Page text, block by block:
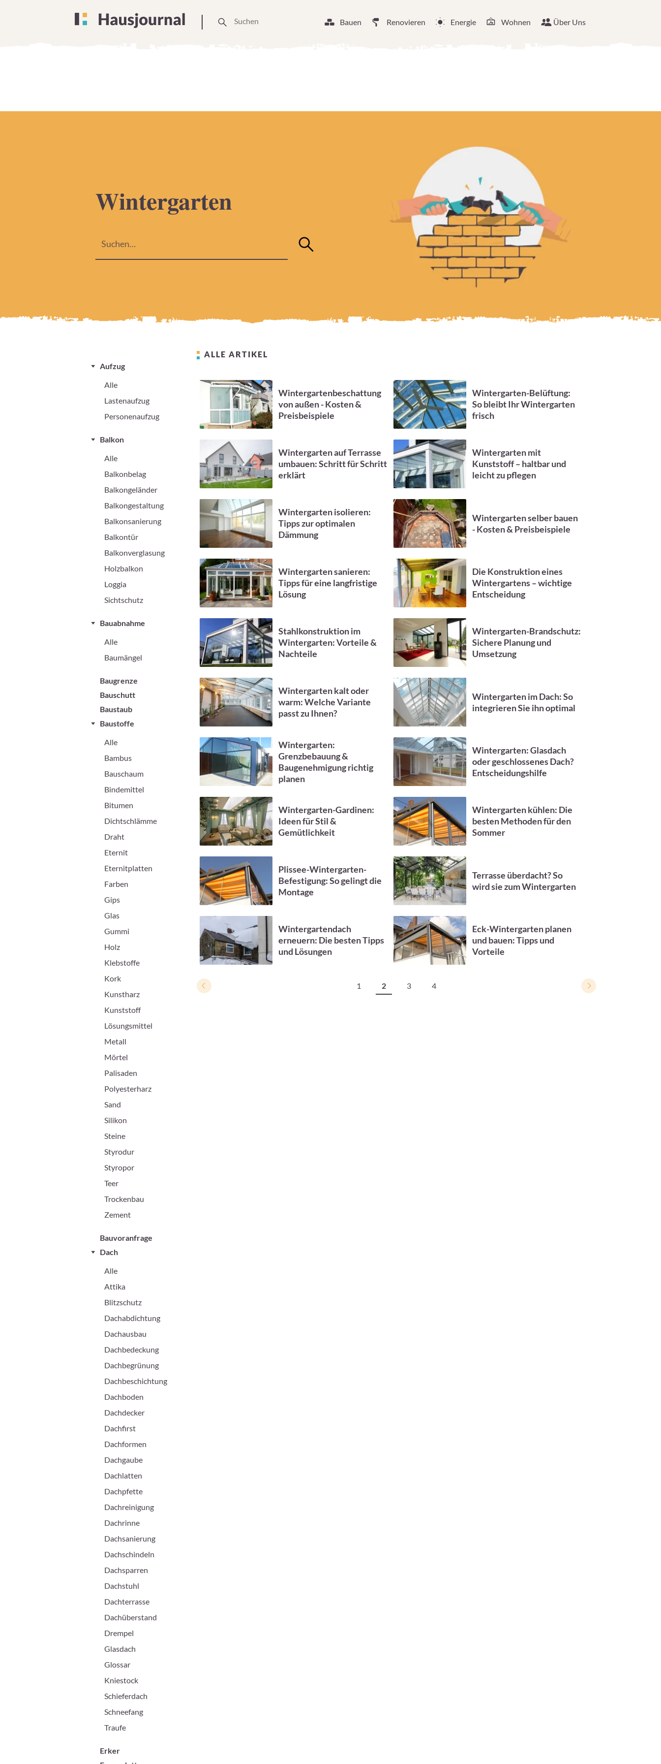
Bauen Renovieren Energie Wohnen Über Uns
Wintergarten
Aufzug
Alle
Lastenaufzug
Personenaufzug
Balkon
Alle
Balkonbelag
Balkongeländer
Balkongestaltung
Balkonsanierung
Balkontür
Balkonverglasung
Holzbalkon
Loggia
Sichtschutz
Bauabnahme
Alle
Baumängel
Baugrenze
Bauschutt
Baustaub
Baustoffe
Alle
Bambus
Bauschaum
Bindemittel
Bitumen
Dichtschlämme
Draht
Eternit
Eternitplatten
Farben
Gips
Glas
Gummi
Holz
Klebstoffe
Kork
Kunstharz
Kunststoff
Lösungsmittel
Metall
Mörtel
Palisaden
Polyesterharz
Sand
Silikon
Steine
Styrodur
Styropor
Teer
Trockenbau
Zement
Bauvoranfrage
Dach
Alle
Attika
Blitzschutz
Dachabdichtung
Dachausbau
Dachbedeckung
Dachbegrünung
Dachbeschichtung
Dachboden
Dachdecker
Dachfirst
Dachformen
Dachgaube
Dachlatten
Dachpfette
Dachreinigung
Dachrinne
Dachsanierung
Dachschindeln
Dachsparren
Dachstuhl
Dachterrasse
Dachüberstand
Drempel
Glasdach
Glossar
Kniestock
Schieferdach
Schneefang
Traufe
Erker
ALLE ARTIKEL
Wintergartenbeschattung
von außen - Kosten &
Preisbeispiele
Wintergarten-Belüftung:
So bleibt Ihr Wintergarten
frisch
Wintergarten auf Terrasse
umbauen: Schritt für Schritt
erklärt
Wintergarten mit
Kunststoff – haltbar und
leicht zu pflegen
Wintergarten isolieren:
Tipps zur optimalen
Dämmung
Wintergarten selber bauen
- Kosten & Preisbeispiele
Wintergarten sanieren:
Tipps für eine langfristige
Lösung
Die Konstruktion eines
Wintergartens – wichtige
Entscheidung
Stahlkonstruktion im
Wintergarten: Vorteile &
Nachteile
Wintergarten-Brandschutz:
Sichere Planung und
Umsetzung
Wintergarten kalt oder
warm: Welche Variante
passt zu Ihnen?
Wintergarten im Dach: So
integrieren Sie ihn optimal
Wintergarten:
Grenzbebauung &
Baugenehmigung richtig
planen
Wintergarten: Glasdach
oder geschlossenes Dach?
Entscheidungshilfe
Wintergarten-Gardinen:
Ideen für Stil &
Gemütlichkeit
Wintergarten kühlen: Die
besten Methoden für den
Sommer
Plissee-Wintergarten-
Befestigung: So gelingt die
Montage
Terrasse überdacht? So
wird sie zum Wintergarten
Wintergartendach
erneuern: Die besten Tipps
und Lösungen
Eck-Wintergarten planen
und bauen: Tipps und
Vorteile
1 2 3 4